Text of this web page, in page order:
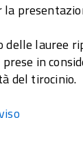
delle lauree
in
del tirocinio.